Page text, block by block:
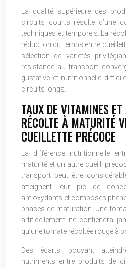
La qualité supérieure des
circuits courts résulte d’une
techniques et temporels. La
réduction du temps entre
sélection de variétés
résistance au transport
gustative et nutritionnelle
circuits longs.
TAUX DE VITAMINES
RÉCOLTE À MATURITÉ
CUEILLETTE PRÉCOCE
La différence nutritionnelle
maturité et un autre cueilli
transport peut être
atteignent leur pic de
antioxydants et composés
phases de maturation. Une
artificellement ne contiendra
qu’une tomate récoltée rouge à
Des écarts pouvant
nutriments entre produits de